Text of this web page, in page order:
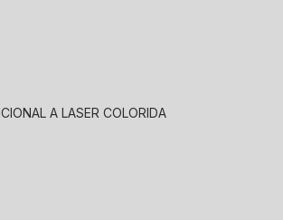
A LASER COLORIDA